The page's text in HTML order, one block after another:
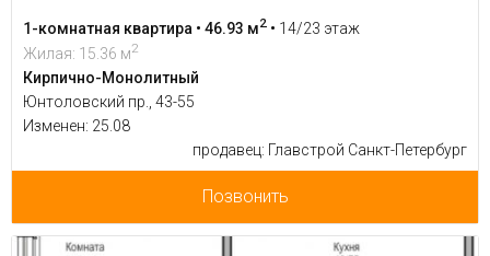
1-комнатная квартира • 46.93 м2 • 14/23 этаж
Жилая: 15.36 м2
Кирпично-Монолитный
Юнтоловский пр., 43-55
Изменен: 25.08
продавец: Главстрой Санкт-Петербург
Позвонить